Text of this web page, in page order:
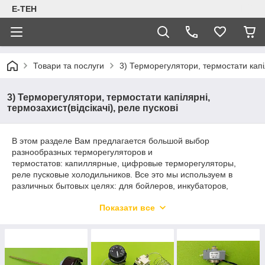
Е-ТЕН
Товари та послуги 3) Терморегулятори, термостати
3) Терморегулятори, термостати капілярні,
термозахист(відсікачі), реле пускові
В этом разделе Вам предлагается большой выбор
разнообразных терморегуляторов и
термостатов: капиллярные, цифровые терморегуляторы,
реле пусковые холодильников. Все это мы используем в
различных бытовых целях: для бойлеров, инкубаторов,
для того, чтобы проводить контроль и регулирования
водонагревательных приборов, он не позволяет
перегреваться ТЭНу и работает как предохранитель системы
Показати все